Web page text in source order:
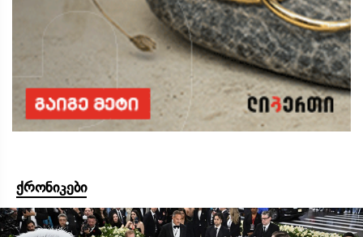
ქრონიკები